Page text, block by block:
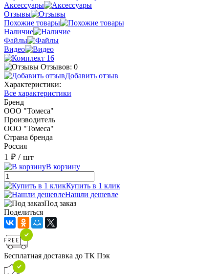
Аксессуары
Отзывы
Похожие товары
Наличие
Файлы
Видео
Отзывов: 0
Добавить отзыв
Характеристики:
Все характеристики
Бренд
ООО "Томеса"
Производитель
ООО "Томеса"
Страна бренда
Россия
1 ₽ / шт
В корзину
Купить в 1 клик
Нашли дешевле
Под заказ
Поделиться
Бесплатная доставка до ТК Пэк